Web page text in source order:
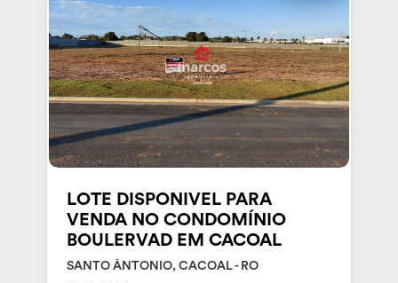
LOTE DISPONIVEL PARA
VENDA NO CONDOMÍNIO
BOULERVAD EM CACOAL
SANTO ÂNTONIO, CACOAL - RO